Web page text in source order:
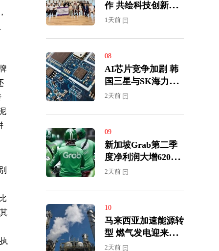
作 共绘科技创新新
蓝图
1天前
08
AI芯片竞争加剧 韩
国三星与SK海力士
展开半导体人才争夺
2天前
09
新加坡Grab第二季
度净利润大增620%
上调全年营收及盈利
2天前
10
马来西亚加速能源转
型 燃气发电迎来投
资新周期
2天前